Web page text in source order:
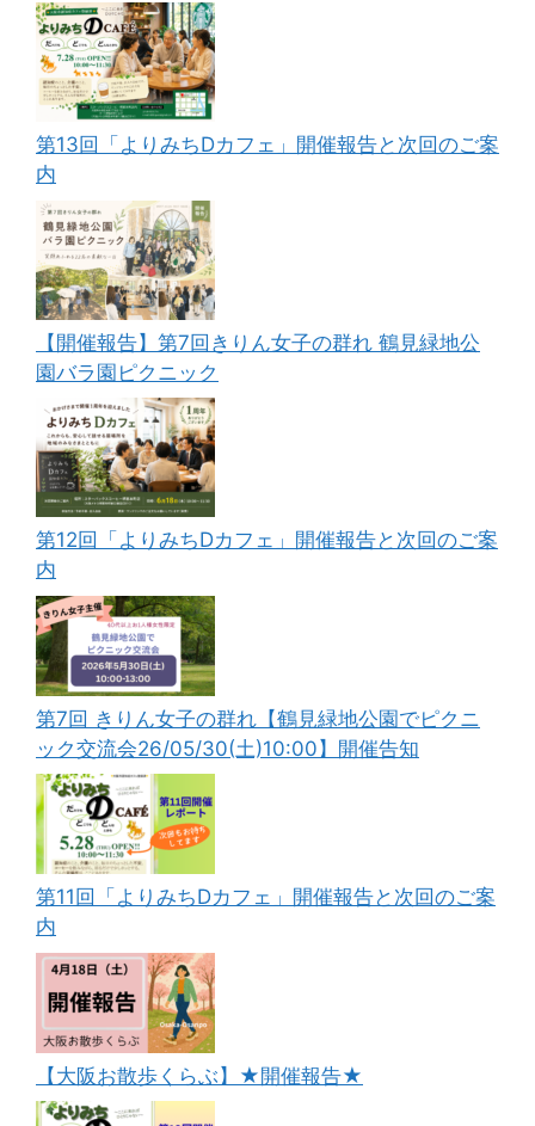
第13回「よりみちDカフェ」開催報告と次回のご案
内
【開催報告】第7回きりん女子の群れ 鶴見緑地公
園バラ園ピクニック
第12回「よりみちDカフェ」開催報告と次回のご案
内
第7回 きりん女子の群れ【鶴見緑地公園でピクニ
ック交流会26/05/30(土)10:00】開催告知
第11回「よりみちDカフェ」開催報告と次回のご案
内
【大阪お散歩くらぶ】★開催報告★